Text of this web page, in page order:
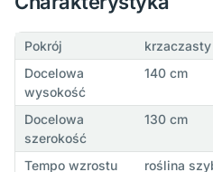
Pokrój
Docelowa
wysokość
140 cm
Docelowa
szerokość
130 cm
Tempo wzrostu roślina